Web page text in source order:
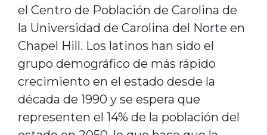
el Centro de Población de Carolina de
la Universidad de Carolina del Norte en
Chapel Hill. Los latinos han sido el
grupo demográfico de más rápido
crecimiento en el estado desde la
década de 1990 y se espera que
representen el 14% de la población del